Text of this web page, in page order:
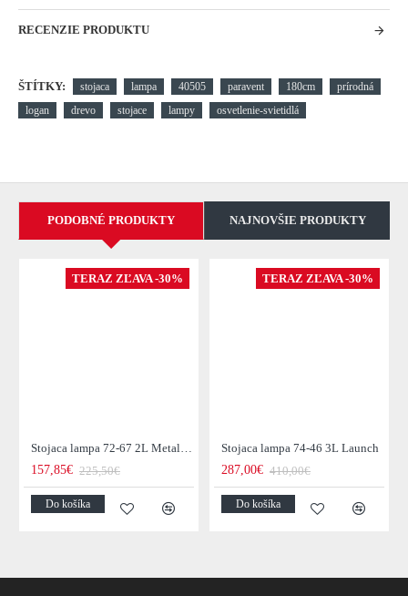
RECENZIE PRODUKTU
ŠTÍTKY: stojaca lampa 40505 paravent 180cm
prírodná
logan
drevo stojace lampy osvetlenie-svietidlá
PODOBNÉ PRODUKTY NAJNOVŠIE PRODUKTY
TERAZ ZĽAVA -30%
Stojaca lampa 72-67 2L Metal Blinds
157,85€ 225,50€
Do košíka
TERAZ ZĽAVA -30%
Stojaca lampa 74-46 3L Launch
287,00€ 410,00€
Do košíka